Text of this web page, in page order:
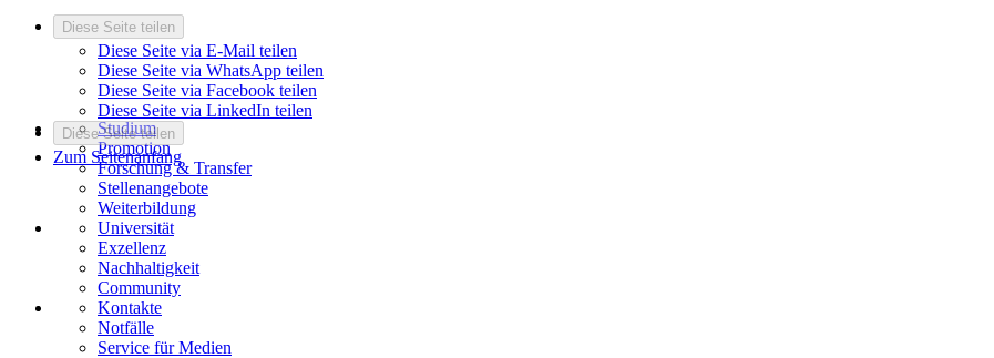
Diese Seite teilen
Diese Seite via E-Mail teilen
Diese Seite via WhatsApp teilen
Diese Seite via Facebook teilen
Diese Seite via LinkedIn teilen
Diese Seite teilen
Zum Seitenanfang
Studium
Promotion
Forschung & Transfer
Stellenangebote
Weiterbildung
Universität
Exzellenz
Nachhaltigkeit
Community
Kontakte
Notfälle
Service für Medien